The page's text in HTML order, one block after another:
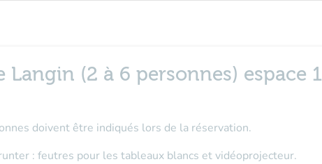
Langin (2 à 6 personnes) espace 1
doivent être indiqués lors de la réservation.
: feutres pour les tableaux blancs et vidéoprojecteur.